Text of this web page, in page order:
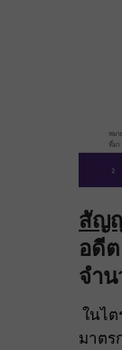
สัญ
อดีต
จำ
ในไ
มาตร